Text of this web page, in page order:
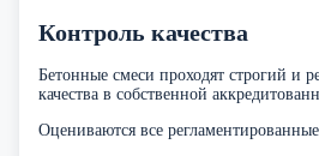
Контроль качества
Бетонные смеси проходят строгий и
качества в собственной
Оцениваются все